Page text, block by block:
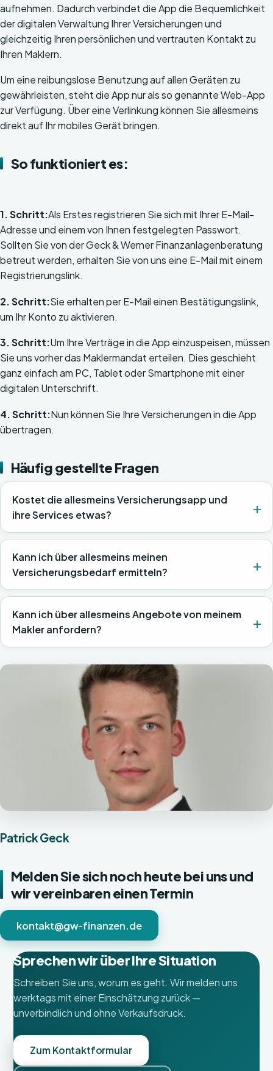
aufnehmen. Dadurch verbindet die App die Bequemlichkeit
der digitalen Verwaltung Ihrer Versicherungen und
gleichzeitig Ihren persönlichen und vertrauten Kontakt zu
Ihren Maklern.
Um eine reibungslose Benutzung auf allen Geräten zu
gewährleisten, steht die App nur als so genannte Web-App
zur Verfügung. Über eine Verlinkung können Sie allesmeins
direkt auf Ihr mobiles Gerät bringen.
So funktioniert es:
1. Schritt:Als Erstes registrieren Sie sich mit Ihrer E-Mail-
Adresse und einem von Ihnen festgelegten Passwort.
Sollten Sie von der Geck & Werner Finanzanlagenberatung
betreut werden, erhalten Sie von uns eine E-Mail mit einem
Registrierungslink.
2. Schritt:Sie erhalten per E-Mail einen Bestätigungslink,
um Ihr Konto zu aktivieren.
3. Schritt:Um Ihre Verträge in die App einzuspeisen, müssen
Sie uns vorher das Maklermandat erteilen. Dies geschieht
ganz einfach am PC, Tablet oder Smartphone mit einer
digitalen Unterschrift.
4. Schritt:Nun können Sie Ihre Versicherungen in die App
übertragen.
Häufig gestellte Fragen
Kostet die allesmeins Versicherungsapp und
ihre Services etwas?
Kann ich über allesmeins meinen
Versicherungsbedarf ermitteln?
Kann ich über allesmeins Angebote von meinem
Makler anfordern?
Patrick Geck
Melden Sie sich noch heute bei uns und
wir vereinbaren einen Termin
kontakt@gw-finanzen.de
Sprechen wir über Ihre Situation
Schreiben Sie uns, worum es geht. Wir melden uns
werktags mit einer Einschätzung zurück —
unverbindlich und ohne Verkaufsdruck.
Zum Kontaktformular